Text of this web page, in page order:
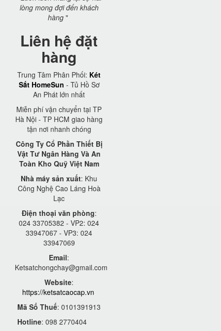
lòng mong đợi đến khách
hàng "
Liên hệ đặt
hàng
Trung Tâm Phân Phối: Két
Sắt HomeSun - Tủ Hồ Sơ
An Phát lớn nhất
Miễn phí vận chuyển tại TP
Hà Nội - TP HCM giao hàng
tận nơi nhanh chóng
Công Ty Cổ Phần Thiết Bị
Vật Tư Ngân Hàng Và An
Toàn Kho Quỹ Việt Nam
Nhà máy sản xuất: Khu
Công Nghệ Cao Láng Hoà
Lạc
Điện thoại văn phòng:
024 33705382 - VP2: 024
33947067 - VP3: 024
33947069
Email:
Ketsatchongchay@gmail.com
Website:
https://ketsatcaocap.vn
Mã Số Thuế: 0101391913
Hotline: 098 2770404